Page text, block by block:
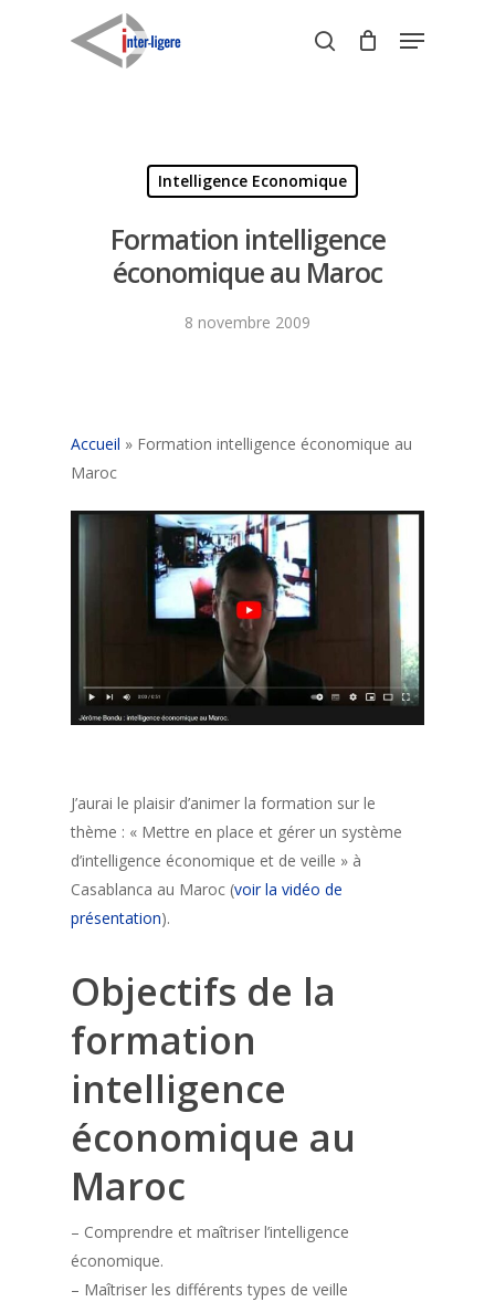
search
Menu
Intelligence Economique
Formation intelligence
économique au Maroc
8 novembre 2009
Accueil » Formation intelligence économique au
Maroc
J’aurai le plaisir d’animer la formation sur le
thème : « Mettre en place et gérer un système
d’intelligence économique et de veille » à
Casablanca au Maroc (voir la vidéo de
présentation).
Objectifs de la
formation
intelligence
économique au
Maroc
– Comprendre et maîtriser l’intelligence
économique.
– Maîtriser les différents types de veille